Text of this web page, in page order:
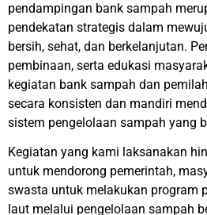
pendampingan bank sampah
pendekatan strategis dalam
bersih, sehat, dan berkelanjutan.
pembinaan, serta edukasi
kegiatan bank sampah dan
secara konsisten dan mandiri
sistem pengelolaan sampah yang
Kegiatan yang kami laksanakan
untuk mendorong pemerintah,
swasta untuk melakukan program
laut melalui pengelolaan sampah